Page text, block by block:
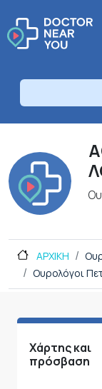
ΑΡΧΙΚΗ
Ουρολόγοι
Χάρτης και
πρόσβαση